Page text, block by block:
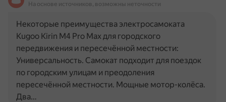
На основе источников, возможны неточности
Некоторые преимущества электросамоката
Kugoo Kirin M4 Pro Max для городского
передвижения и пересечённой местности:
Универсальность. Самокат подходит для поездок
по городским улицам и преодоления
пересечённой местности. Мощные мотор-колёса.
Два…